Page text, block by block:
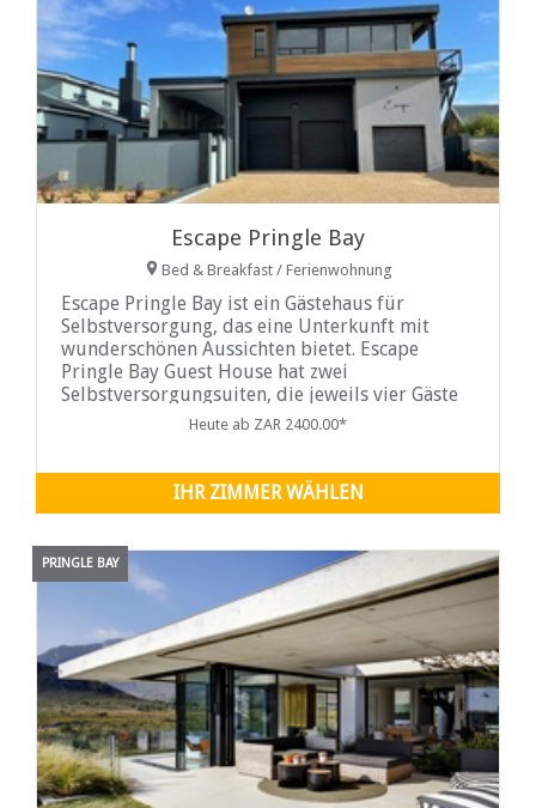
Escape Pringle Bay
Bed & Breakfast / Ferienwohnung
Escape Pringle Bay ist ein Gästehaus für
Selbstversorgung, das eine Unterkunft mit
wunderschönen Aussichten bietet. Escape
Pringle Bay Guest House hat zwei
Selbstversorgungsuiten, die jeweils vier Gäste
schlafen. Jedes Gerät verfügt über ein
Heute ab ZAR 2400.00*
IHR ZIMMER WÄHLEN
PRINGLE BAY